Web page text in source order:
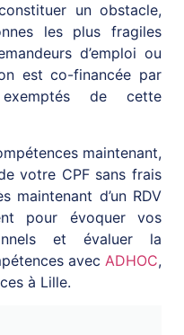
un obstacle,
les plus fragiles
d’emploi ou
est co-financée par
de cette
maintenant,
votre CPF sans frais
maintenant d’un RDV
pour évoquer vos
et évaluer la
avec ADHOC,
à Lille.